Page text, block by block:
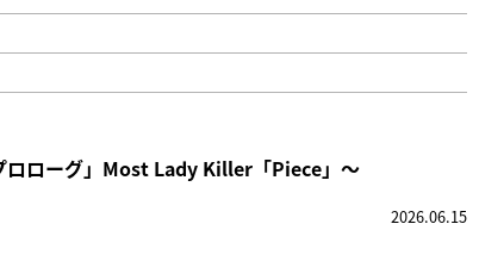
ロローグ」Most Lady Killer「Piece」〜
2026.06.15